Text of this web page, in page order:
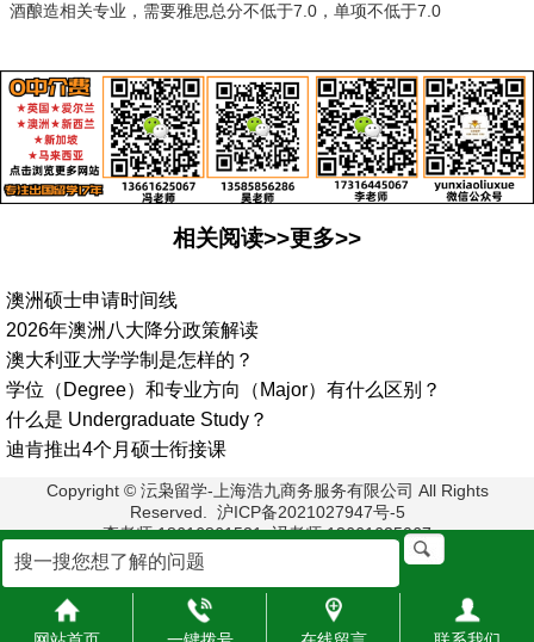
酒酿造相关专业，需要雅思总分不低于7.0，单项不低于7.0
相关阅读>>更多>>
澳洲硕士申请时间线
2026年澳洲八大降分政策解读
澳大利亚大学学制是怎样的？
学位（Degree）和专业方向（Major）有什么区别？
什么是 Undergraduate Study？
迪肯推出4个月硕士衔接课
Copyright © 沄枭留学-上海浩九商务服务有限公司 All Rights
Reserved. 沪ICP备2021027947号-5
李老师:18616861521 冯老师:13661625067
毛老师:13524038488
地址:上海市浦东新区栖霞路33号2楼